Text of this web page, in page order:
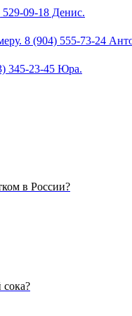
09-18 Денис.
8 (904) 555-73-24
345-23-45 Юра.
в России?